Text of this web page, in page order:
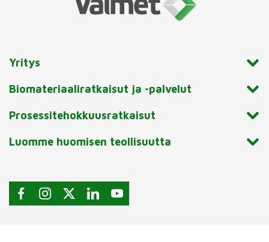
Yritys
Biomateriaaliratkaisut ja -palvelut
Prosessitehokkuusratkaisut
Luomme huomisen teollisuutta